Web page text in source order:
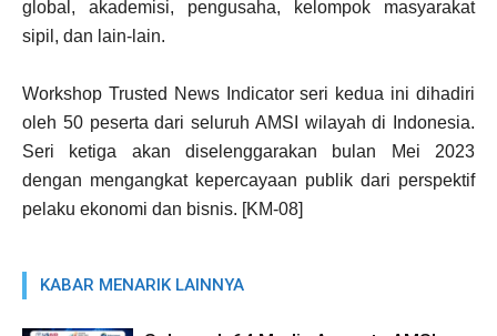
global, akademisi, pengusaha, kelompok masyarakat
sipil, dan lain-lain.
Workshop Trusted News Indicator seri kedua ini dihadiri
oleh 50 peserta dari seluruh AMSI wilayah di Indonesia.
Seri ketiga akan diselenggarakan bulan Mei 2023
dengan mengangkat kepercayaan publik dari perspektif
pelaku ekonomi dan bisnis. [KM-08]
KABAR MENARIK LAINNYA